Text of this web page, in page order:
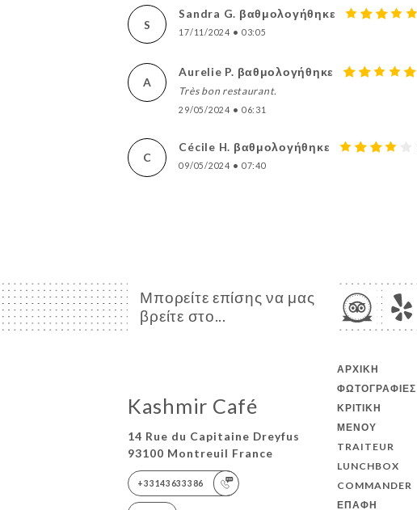
S
Sandra G. βαθμολογήθηκε
17/11/2024 • 03:05
A
Aurelie P. βαθμολογήθηκε
Très bon restaurant.
29/05/2024 • 06:31
C
Cécile H. βαθμολογήθηκε
09/05/2024 • 07:40
Μπορείτε επίσης να μας
βρείτε στο...
Kashmir Café
14 Rue du Capitaine Dreyfus
93100 Montreuil France
+33143633386
ΑΡΧΙΚΉ
ΦΩΤΟΓΡΑΦΊΕΣ
ΚΡΙΤΙΚΉ
ΜΕΝΟΎ
TRAITEUR
LUNCHBOX
COMMANDER
ΕΠΑΦΉ